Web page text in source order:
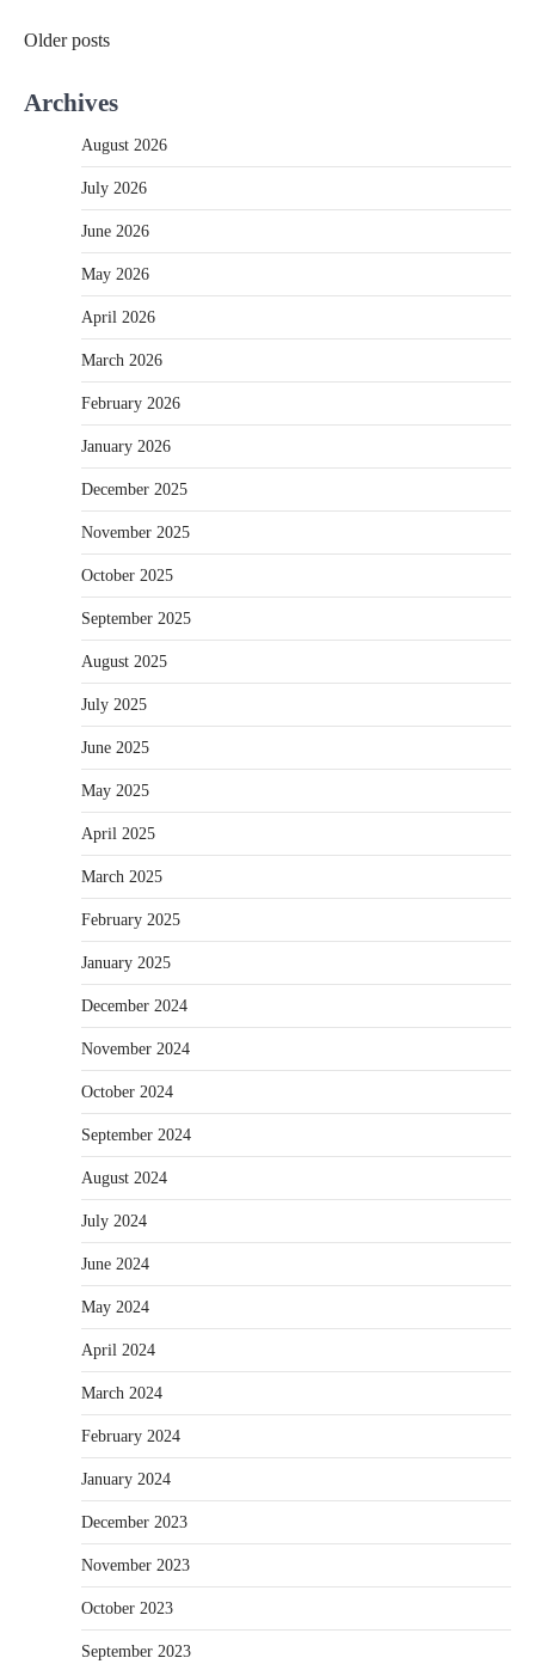
Posts
Older posts
Archives
August 2026
July 2026
June 2026
May 2026
April 2026
March 2026
February 2026
January 2026
December 2025
November 2025
October 2025
September 2025
August 2025
July 2025
June 2025
May 2025
April 2025
March 2025
February 2025
January 2025
December 2024
November 2024
October 2024
September 2024
August 2024
July 2024
June 2024
May 2024
April 2024
March 2024
February 2024
January 2024
December 2023
November 2023
October 2023
September 2023